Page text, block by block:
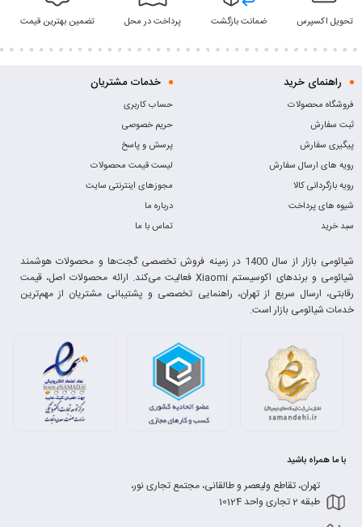
تحویل اکسپرس ضمانت بازگشت پرداخت در محل تضمین بهترین قیمت
راهنمای خرید
فروشگاه محصولات
ثبت سفارش
پیگیری سفارش
رویه های ارسال سفارش
رویه بازگردانی کالا
شیوه های پرداخت
سبد خرید
خدمات مشتریان
حساب کاربری
حریم خصوصی
پرسش و پاسخ
لیست قیمت محصولات
مجوزهای اینترنتی سایت
درباره ما
تماس با ما
شیائومی بازار از سال 1400 در زمینه فروش تخصصی گجت‌ها و محصولات هوشمند
شیائومی و برندهای اکوسیستم Xiaomi فعالیت می‌کند. ارائه محصولات اصل، قیمت
رقابتی، ارسال سریع از تهران، راهنمایی تخصصی و پشتیبانی مشتریان از مهم‌ترین
خدمات شیائومی بازار است.
با ما همراه باشید
تهران، تقاطع ولیعصر و طالقانی، مجتمع تجاری نور،
طبقه 2 تجاری واحد 10124